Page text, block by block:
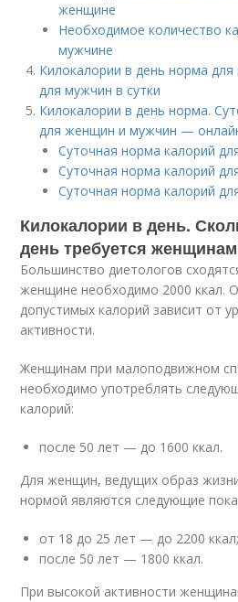
женщине
Необходимое количество
мужчине
Килокалории в день норма
для мужчин в сутки
Килокалории в день норма.
для женщин и мужчин —
Суточная норма калорий
Суточная норма калорий
Суточная норма калорий
Килокалории в день.
день требуется
Большинство диетологов
женщине необходимо 2000 ккал.
допустимых калорий зависит от
активности.
Женщинам при малоподвижном
необходимо употреблять
калорий:
после 50 лет — до 1600 ккал.
Для женщин, ведущих образ
нормой являются следующие
от 18 до 25 лет — до 2200 ккал;
после 50 лет — 1800 ккал.
При высокой активности